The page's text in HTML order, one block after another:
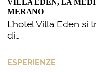
VILLA EDEN, LA
MERANO
L’hotel Villa Eden si
di…
ESPERIENZE